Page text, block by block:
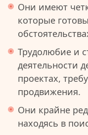
Они имеют
которые
Трудолюбие и
деятельности
проектах,
продвижения.
Они крайне
находясь в